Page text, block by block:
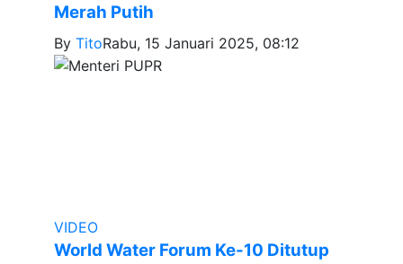
Merah Putih
By TitoRabu, 15 Januari 2025, 08:12
VIDEO
World Water Forum Ke-10 Ditutup